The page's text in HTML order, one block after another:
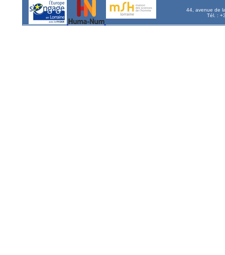
44, avenue de
Tél. :